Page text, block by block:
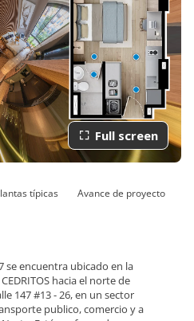
Full screen
típicas Avance de proyecto
se encuentra ubicado en la
hacia el norte de
147 #13 - 26, en un sector
publico, comercio y a